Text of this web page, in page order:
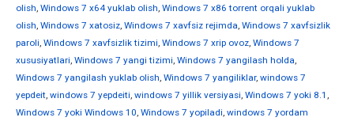
olish, Windows 7 x64 yuklab olish, Windows 7 x86 torrent orqali yuklab
olish, Windows 7 xatosiz, Windows 7 xavfsiz rejimda, Windows 7 xavfsizlik
paroli, Windows 7 xavfsizlik tizimi, Windows 7 xrip ovoz, Windows 7
xususiyatlari, Windows 7 yangi tizimi, Windows 7 yangilash holda,
Windows 7 yangilash yuklab olish, Windows 7 yangiliklar, windows 7
yepdeit, windows 7 yepdeiti, windows 7 yillik versiyasi, Windows 7 yoki 8.1 ,
Windows 7 yoki Windows 10, Windows 7 yopiladi, windows 7 yordam